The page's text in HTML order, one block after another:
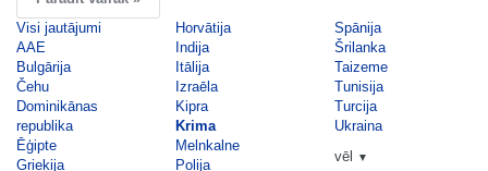
Visi jautājumi
AAE
Bulgārija
Čehu
Dominikānas
republika
Ēģipte
Grieķija
Horvātija
Indija
Itālija
Izraēla
Kipra
Krima
Melnkalne
Polija
Spānija
Šrilanka
Taizeme
Tunisija
Turcija
Ukraina
vēl
▼